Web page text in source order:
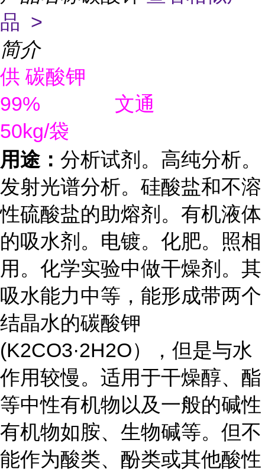
品 >
简介
供 碳酸钾
99% 文通
50kg/袋
用途： 分析试剂。高纯分析。
发射光谱分析。硅酸盐和不溶
性硫酸盐的助熔剂。有机液体
的吸水剂。电镀。化肥。照相
用。化学实验中做干燥剂。其
吸水能力中等，能形成带两个
结晶水的碳酸钾
(K2CO3·2H2O），但是与水
作用较慢。适用于干燥醇、酯
等中性有机物以及一般的碱性
有机物如胺、生物碱等。但不
能作为酸类、酚类或其他酸性